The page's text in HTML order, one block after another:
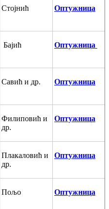
Стојнић Оптужница
Бајић Оптужница
Савић и др. Оптужница
Филиповић и
др.
Оптужница
Плакаловић и
др.
Оптужница
Пољо Оптужница